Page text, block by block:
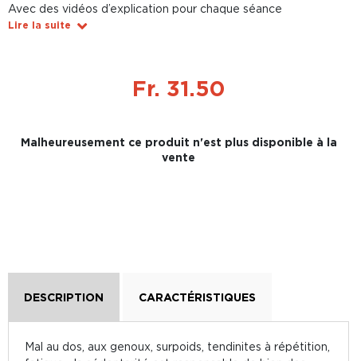
Avec des vidéos d’explication pour chaque séance
Lire la suite
Fr. 31.50
Malheureusement ce produit n'est plus disponible à la
vente
DESCRIPTION CARACTÉRISTIQUES
Mal au dos, aux genoux, surpoids, tendinites à répétition,